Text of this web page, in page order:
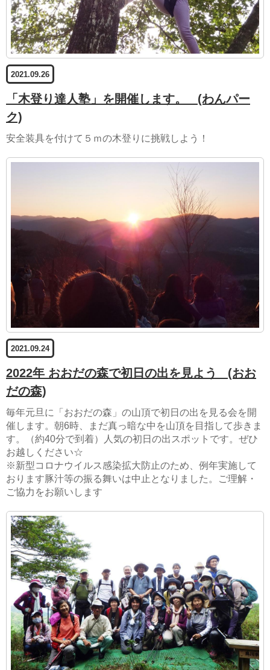
2021.09.26
「木登り達人塾」を開催します。 (わんパー
ク)
安全装具を付けて５ｍの木登りに挑戦しよう！
2021.09.24
2022年 おおだの森で初日の出を見よう (おお
だの森)
毎年元旦に「おおだの森」の山頂で初日の出を見る会を開
催します。朝6時、まだ真っ暗な中を山頂を目指して歩きま
す。（約40分で到着）人気の初日の出スポットです。ぜひ
お越しください☆
※新型コロナウイルス感染拡大防止のため、例年実施して
おります豚汁等の振る舞いは中止となりました。ご理解・
ご協力をお願いします